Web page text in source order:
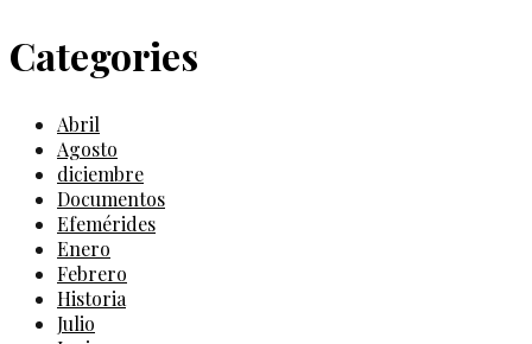
Categories
Abril
Agosto
diciembre
Documentos
Efemérides
Enero
Febrero
Historia
Julio